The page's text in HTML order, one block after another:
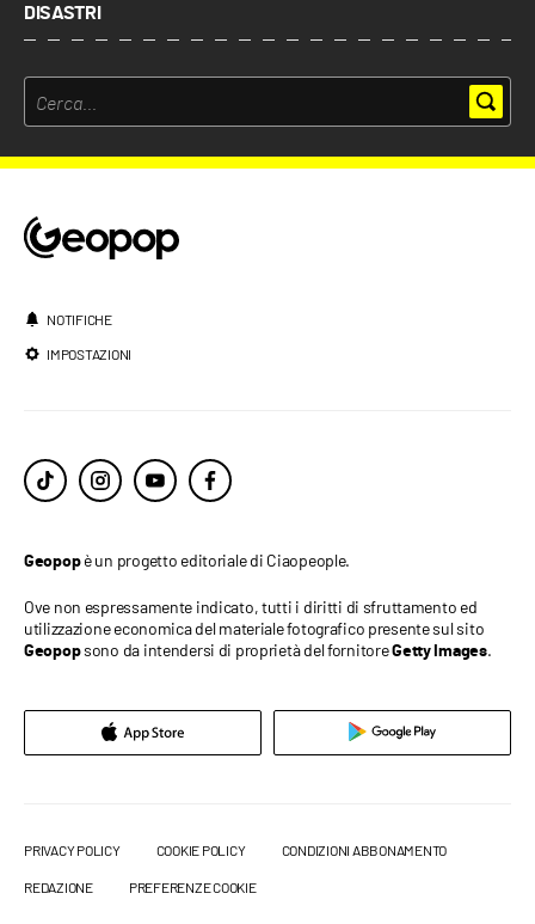
DISASTRI
NOTIFICHE
IMPOSTAZIONI
Geopopè un progetto editoriale di Ciaopeople.
Ove non espressamente indicato, tutti i diritti di sfruttamento ed
utilizzazione economica del materiale fotografico presente sul sito
Geopopsono da intendersi di proprietà del fornitoreGetty Images.
PRIVACY POLICY COOKIE POLICY CONDIZIONI ABBONAMENTO
REDAZIONE PREFERENZE COOKIE